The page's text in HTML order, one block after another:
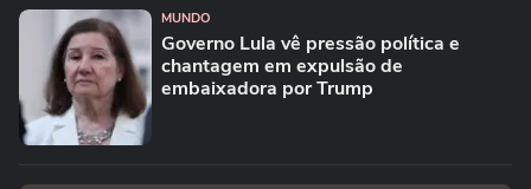
MUNDO
Governo Lula vê pressão política e
chantagem em expulsão de
embaixadora por Trump